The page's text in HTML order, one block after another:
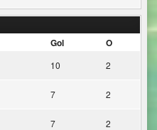
Gol O
10 2
7 2
7 2